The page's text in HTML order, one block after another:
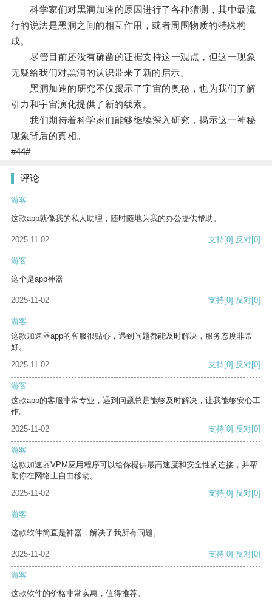
科学家们对黑洞加速的原因进行了各种猜测，其中最流
行的说法是黑洞之间的相互作用，或者周围物质的特殊构
成。
尽管目前还没有确凿的证据支持这一观点，但这一现象
无疑给我们对黑洞的认识带来了新的启示。
黑洞加速的研究不仅揭示了宇宙的奥秘，也为我们了解
引力和宇宙演化提供了新的线索。
我们期待着科学家们能够继续深入研究，揭示这一神秘
现象背后的真相。
#44#
评论
游客
这款app就像我的私人助理，随时随地为我的办公提供帮助。
2025-11-02 支持[0] 反对[0]
游客
这个是app神器
2025-11-02 支持[0] 反对[0]
游客
这款加速器app的客服很贴心，遇到问题都能及时解决，服务态度非常
好。
2025-11-02
支持[0] 反对[0]
游客
这款app的客服非常专业，遇到问题总是能够及时解决，让我能够安心工
作。
2025-11-02
支持[0] 反对[0]
游客
这款加速器VPM应用程序可以给你提供最高速度和安全性的连接，并帮
助你在网络上自由移动。
2025-11-02
支持[0] 反对[0]
游客
这款软件简直是神器，解决了我所有问题。
2025-11-02 支持[0] 反对[0]
游客
这款软件的价格非常实惠，值得推荐。